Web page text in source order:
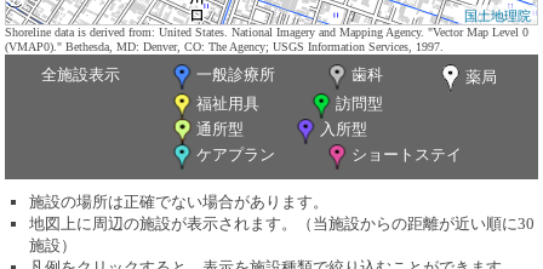
国土地理院
Shoreline data is derived from: United States. National Imagery and Mapping Agency. "Vector Map Level 0
(VMAP0)." Bethesda, MD: Denver, CO: The Agency; USGS Information Services, 1997.
全施設表示 一般診療所 歯科
薬局
福祉用具
訪問型
通所型
入所型
ケアプラン
ショートステイ
施設の場所は正確でない場合があります。
地図上に周辺の施設が表示されます。（当施設からの距離が近い順に30
施設）